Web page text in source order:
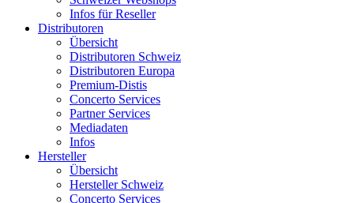
Infos für Reseller
Distributoren
Übersicht
Distributoren Schweiz
Distributoren Europa
Premium-Distis
Concerto Services
Partner Services
Mediadaten
Infos
Hersteller
Übersicht
Hersteller Schweiz
Concerto Services